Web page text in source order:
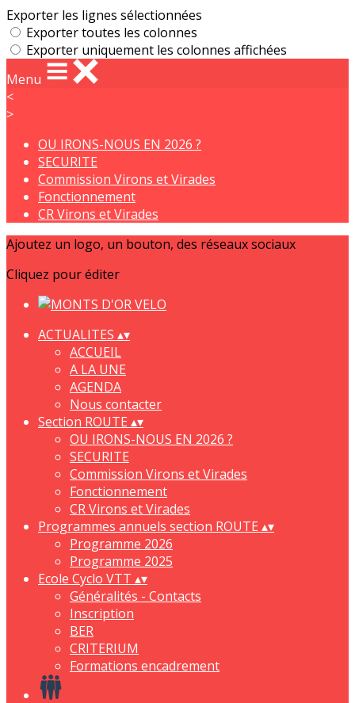
Exporter les lignes sélectionnées
Exporter toutes les colonnes
Exporter uniquement les colonnes affichées
Menu
<
>
OU IRONS-NOUS EN 2026 ?
SECURITE
Commission Virons et Virades
Fonctionnement
CR Virons et Virades
Ajoutez un logo, un bouton, des réseaux sociaux
Cliquez pour éditer
ACTUALITES ▴▾
ACCUEIL
A LA UNE
AGENDA
Nous contacter
Section ROUTE ▴▾
OU IRONS-NOUS EN 2026 ?
SECURITE
Commission Virons et Virades
Fonctionnement
CR Virons et Virades
Programmes annuels section ROUTE ▴▾
Programme 2026
Programme 2025
Ecole Cyclo VTT ▴▾
Généralités - Contacts
Inscription
BER
CRITERIUM
Formations encadrement